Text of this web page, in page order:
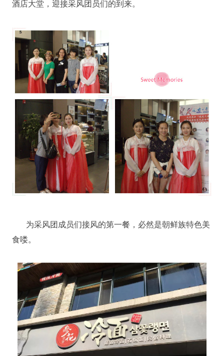
酒店大堂，迎接采风团员们的到来。
为采风团成员们接风的第一餐，必然是朝鲜族特色美
食喽。